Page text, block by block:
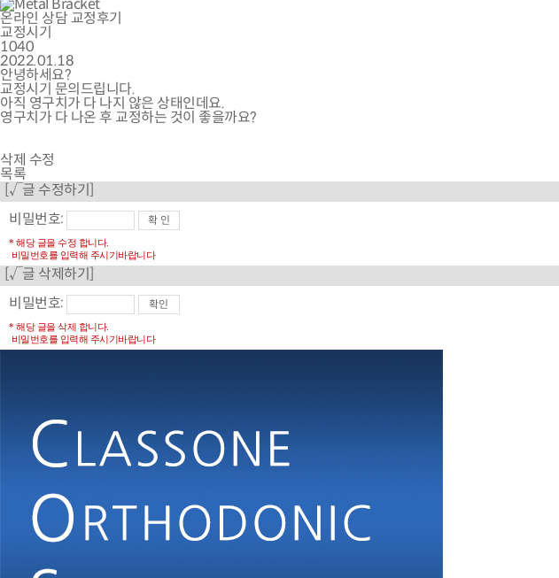
온라인 상담 교정후기
교정시기
1040
2022.01.18
안녕하세요?
교정시기 문의드립니다.
아직 영구치가 다 나지 않은 상태인데요.
영구치가 다 나온 후 교정하는 것이 좋을까요?
삭제 수정
목록
[√글 수정하기]
비밀번호:
* 해당 글을 수정 합니다.
비밀번호를 입력해 주시기바랍니다
[√글 삭제하기]
비밀번호:
* 해당 글을 삭제 합니다.
비밀번호를 입력해 주시기바랍니다